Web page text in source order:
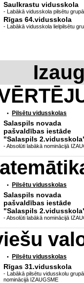
Saulkrastu vidusskola
- Labākā vidusskola pilsētu grupā
Rīgas 64.vidusskola
- Labākā vidusskola lielpilsētu
• Pilsētu vidusskolas
Salaspils novada
pašvaldības iestāde
"Salaspils
- Absolūti labākā nominācijā
• Pilsētu vidusskolas
Salaspils novada
pašvaldības iestāde
"Salaspils
- Absolūti labākā nominācijā
• Pilsētu vidusskolas
Rīgas 31.vidusskola
- Labākā pilsētu vidusskolu grupā
nominācijā IZAUGSME